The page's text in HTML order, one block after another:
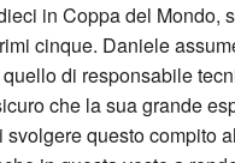
in Coppa del Mondo,
cinque. Daniele
di responsabile
che la sua grande
svolgere questo compito